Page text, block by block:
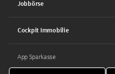
Jobbörse
Cockpit Immobilie
App Sparkasse